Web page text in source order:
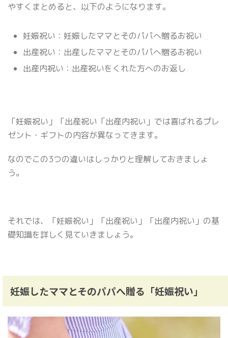
やすくまとめると、以下のようになります。
妊娠祝い：妊娠したママとそのパパへ贈るお祝い
出産祝い：出産したママとそのパパへ贈るお祝い
出産内祝い：出産祝いをくれた方へのお返し
「妊娠祝い」「出産祝い「出産内祝い」では喜ばれるプレ
ゼント・ギフトの内容が異なってきます。
なのでこの3つの違いはしっかりと理解しておきましょ
う。
それでは、「妊娠祝い」「出産祝い」「出産内祝い」の基
礎知識を詳しく見ていきましょう。
妊娠したママとそのパパへ贈る「妊娠祝い」